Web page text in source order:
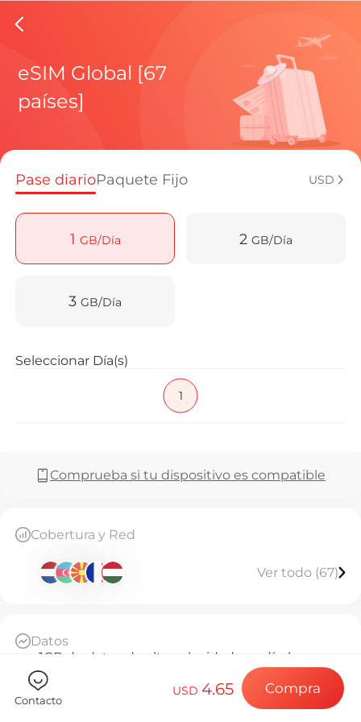
eSIMs
Planes
¿Cómo
Ventajas
Preguntas
Elija su
Instale su
Disfrute de su
Conexión a
eSIM Global [67
países]
Pase diarioPaquete Fijo USD
1 GB/Día 2 GB/Día
3GB/Día
Seleccionar Día(s)
1
Comprueba si tu dispositivo es compatible
Cobertura y Red
Ver todo (67)
Datos
1GB de datos de alta velocidad por día, luego
throttled a 128kbps ilimitado
Base Diaria
A partir de la activación, cada 24 horas cuenta
Contacto
USD4.65 Compra